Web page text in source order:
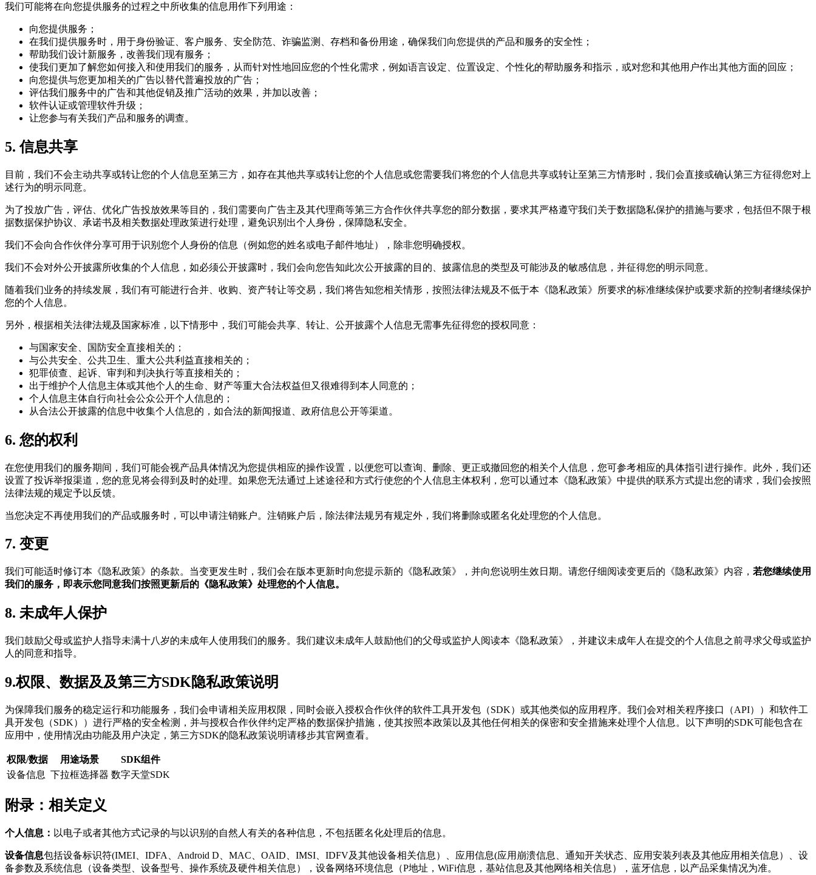
我们可能将在向您提供服务的过程之中所收集的信息用作下列用途：
向您提供服务；
在我们提供服务时，用于身份验证、客户服务、安全防范、诈骗监测、存档和备份用途，确保我们向您提供的产品和服务的安全性；
帮助我们设计新服务，改善我们现有服务；
使我们更加了解您如何接入和使用我们的服务，从而针对性地回应您的个性化需求，例如语言设定、位置设定、个性化的帮助服务和指示，或对您和其他用户作出其他方面的回应；
向您提供与您更加相关的广告以替代普遍投放的广告；
评估我们服务中的广告和其他促销及推广活动的效果，并加以改善；
软件认证或管理软件升级；
让您参与有关我们产品和服务的调查。
5. 信息共享
目前，我们不会主动共享或转让您的个人信息至第三方，如存在其他共享或转让您的个人信息或您需要我们将您的个人信息共享或转让至第三方情形时，我们会直接或确认第三方征得您对上
述行为的明示同意。
为了投放广告，评估、优化广告投放效果等目的，我们需要向广告主及其代理商等第三方合作伙伴共享您的部分数据，要求其严格遵守我们关于数据隐私保护的措施与要求，包括但不限于根
据数据保护协议、承诺书及相关数据处理政策进行处理，避免识别出个人身份，保障隐私安全。
我们不会向合作伙伴分享可用于识别您个人身份的信息（例如您的姓名或电子邮件地址），除非您明确授权。
我们不会对外公开披露所收集的个人信息，如必须公开披露时，我们会向您告知此次公开披露的目的、披露信息的类型及可能涉及的敏感信息，并征得您的明示同意。
随着我们业务的持续发展，我们有可能进行合并、收购、资产转让等交易，我们将告知您相关情形，按照法律法规及不低于本《隐私政策》所要求的标准继续保护或要求新的控制者继续保护
您的个人信息。
另外，根据相关法律法规及国家标准，以下情形中，我们可能会共享、转让、公开披露个人信息无需事先征得您的授权同意：
与国家安全、国防安全直接相关的；
与公共安全、公共卫生、重大公共利益直接相关的；
犯罪侦查、起诉、审判和判决执行等直接相关的；
出于维护个人信息主体或其他个人的生命、财产等重大合法权益但又很难得到本人同意的；
个人信息主体自行向社会公众公开个人信息的；
从合法公开披露的信息中收集个人信息的，如合法的新闻报道、政府信息公开等渠道。
6. 您的权利
在您使用我们的服务期间，我们可能会视产品具体情况为您提供相应的操作设置，以便您可以查询、删除、更正或撤回您的相关个人信息，您可参考相应的具体指引进行操作。此外，我们还
设置了投诉举报渠道，您的意见将会得到及时的处理。如果您无法通过上述途径和方式行使您的个人信息主体权利，您可以通过本《隐私政策》中提供的联系方式提出您的请求，我们会按照
法律法规的规定予以反馈。
当您决定不再使用我们的产品或服务时，可以申请注销账户。注销账户后，除法律法规另有规定外，我们将删除或匿名化处理您的个人信息。
7. 变更
我们可能适时修订本《隐私政策》的条款。当变更发生时，我们会在版本更新时向您提示新的《隐私政策》，并向您说明生效日期。请您仔细阅读变更后的《隐私政策》内容， 若您继续使用
我们的服务，即表示您同意我们按照更新后的《隐私政策》处理您的个人信息。
8. 未成年人保护
我们鼓励父母或监护人指导未满十八岁的未成年人使用我们的服务。我们建议未成年人鼓励他们的父母或监护人阅读本《隐私政策》，并建议未成年人在提交的个人信息之前寻求父母或监护
人的同意和指导。
9.权限、数据及及第三方SDK隐私政策说明
为保障我们服务的稳定运行和功能服务，我们会申请相关应用权限，同时会嵌入授权合作伙伴的软件工具开发包（SDK）或其他类似的应用程序。我们会对相关程序接口（API））和软件工
具开发包（SDK））进行严格的安全检测，并与授权合作伙伴约定严格的数据保护措施，使其按照本政策以及其他任何相关的保密和安全措施来处理个人信息。以下声明的SDK可能包含在
应用中，使用情况由功能及用户决定，第三方SDK的隐私政策说明请移步其官网查看。
权限/数据 用途场景
SDK组件
设备信息 下拉框选择器 数字天堂SDK
附录：相关定义
个人信息： 以电子或者其他方式记录的与以识别的自然人有关的各种信息，不包括匿名化处理后的信息。
设备信息包括设备标识符(IMEI、IDFA、Android D、MAC、OAID、IMSI、IDFV及其他设备相关信息）、应用信息(应用崩溃信息、通知开关状态、应用安装列表及其他应用相关信息）、设
备参数及系统信息（设备类型、设备型号、操作系统及硬件相关信息），设备网络环境信息（P地址，WiFi信息，基站信息及其他网络相关信息），蓝牙信息，以产品采集情况为准。